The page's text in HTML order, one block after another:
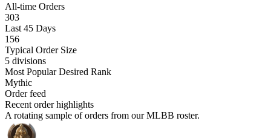
All-time Orders
303
Last 45 Days
156
Typical Order Size
5 divisions
Most Popular Desired Rank
Mythic
Order feed
Recent order highlights
A rotating sample of orders from our MLBB roster.